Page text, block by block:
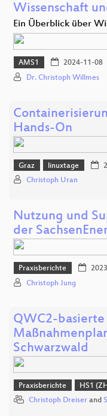
Wissenschaft
Ein Überblick über
AMS1 2024-11-08
Dr. Christoph Willmes
Hands-On
Graz linuxtage
Christoph Uran
Nutzung und
der
Praxisberichte
Christoph Jung
QWC2-
Schwarzwald
Praxisberichte HS1
Christoph Dreiser and